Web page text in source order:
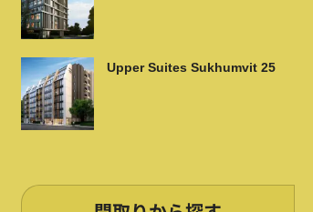
Upper Suites Sukhumvit 25